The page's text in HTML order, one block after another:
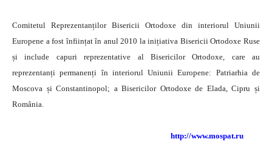
Comitetul Reprezentanților Bisericii Ortodoxe din interiorul Uniunii
Europene a fost înființat în anul 2010 la inițiativa Bisericii Ortodoxe Ruse
și include capuri reprezentative al Bisericilor Ortodoxe, care au
reprezentanți permanenți în interiorul Uniunii Europene: Patriarhia de
Moscova și Constantinopol; a Bisericilor Ortodoxe de Elada, Cipru și
România.
http://www.mospat.ru